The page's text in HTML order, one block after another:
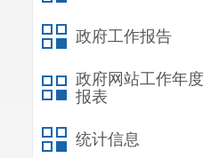
政府工作报告
政府网站工作年度
报表
统计信息